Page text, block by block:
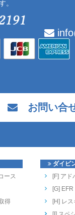
。
お問い合
ース
得
ダイビ
[F] アド
[G] EFR
[H] レス